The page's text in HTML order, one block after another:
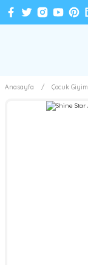
Anasayfa Çocuk Giyim